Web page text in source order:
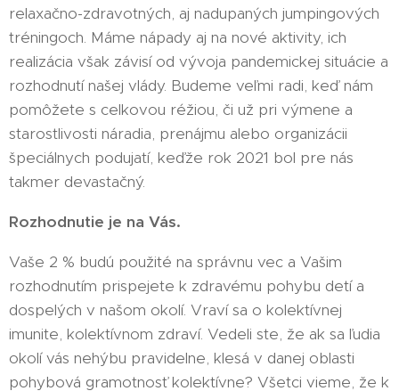
relaxačno-zdravotných, aj nadupaných jumpingových
tréningoch. Máme nápady aj na nové aktivity, ich
realizácia však závisí od vývoja pandemickej situácie a
rozhodnutí našej vlády. Budeme veľmi radi, keď nám
pomôžete s celkovou réžiou, či už pri výmene a
starostlivosti náradia, prenájmu alebo organizácii
špeciálnych podujatí, keďže rok 2021 bol pre nás
takmer devastačný.
Rozhodnutie je na Vás.
Vaše 2 % budú použité na správnu vec a Vašim
rozhodnutím prispejete k zdravému pohybu detí a
dospelých v našom okolí. Vraví sa o kolektívnej
imunite, kolektívnom zdraví. Vedeli ste, že ak sa ľudia
okolí vás nehýbu pravidelne, klesá v danej oblasti
pohybová gramotnosť kolektívne? Všetci vieme, že k